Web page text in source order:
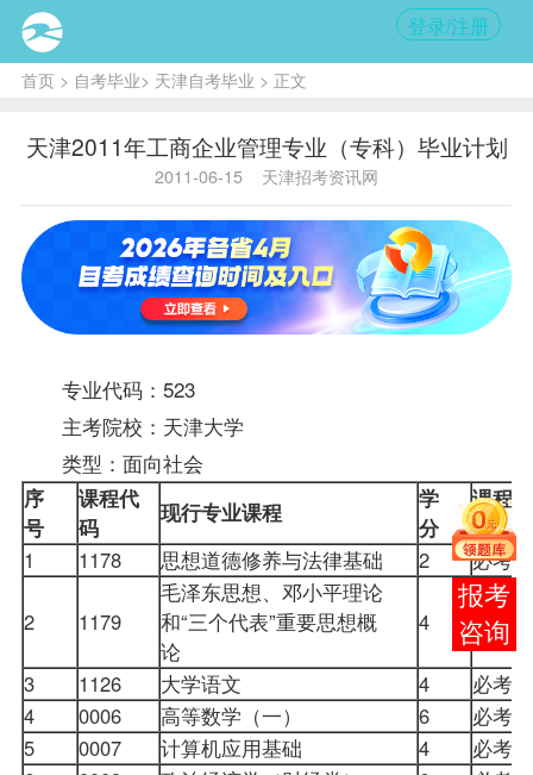
登录/注册
首页> 自考毕业> 天津自考毕业 > 正文
天津2011年工商企业管理专业（专科）毕业计划
2011-06-15 天津招考资讯网
专业代码：523
主考院校：天津大学
类型：面向社会
序
号
课程代
码
现行专业课程
学
分
课程类
别
1
1178 思想道德修养与法律基础 2 必考
2 1179
毛泽东思想、邓小平理论
和“三个代表”重要思想概
论
4 必考
3 1126 大学语文 4
必考
4
0006 高等数学（一） 6
必考
5
0007 计算机应用基础 4
必考
在线
客服